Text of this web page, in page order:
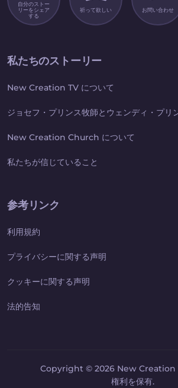
自分のストー
リーをシェア
する
祈って欲しい お問い合わせ
私たちのストーリー
New Creation TV について
ジョセフ・プリンス牧師とウェンディ・プリ
New Creation Church について
私たちが信じていること
参考リンク
利用規約
プライバシーに関する声明
クッキーに関する声明
法的告知
Copyright © 2026 New Creation
権利を保有.